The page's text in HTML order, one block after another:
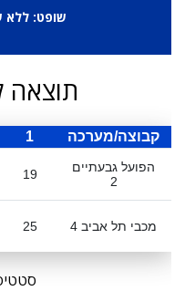
שופט: ללא
תוצאה
קבוצה/מערכה 1
הפועל גבעתיים
2
19
מכבי תל אביב 4 25